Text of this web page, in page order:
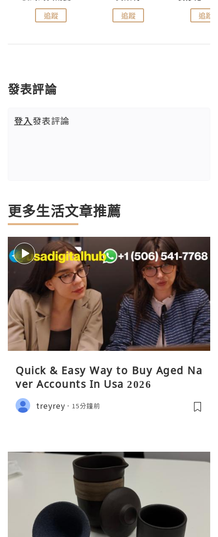
追蹤 追蹤 追蹤
發表評論
登入發表評論
更多生活文章推薦
Quick & Easy Way to Buy Aged Na
ver Accounts In Usa 2026
treyrey 15分鐘前